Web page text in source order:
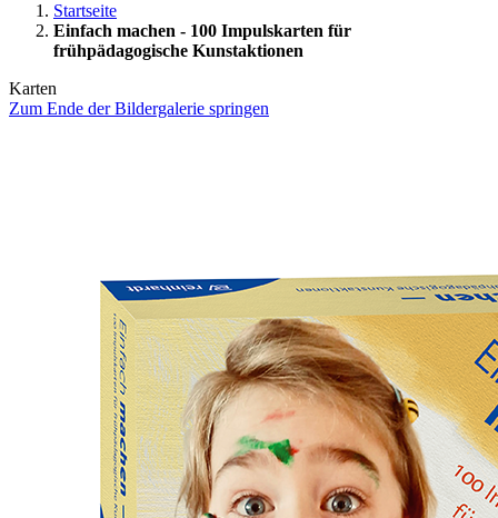
Startseite
Einfach machen - 100 Impulskarten für
frühpädagogische Kunstaktionen
Karten
Zum Ende der Bildergalerie springen